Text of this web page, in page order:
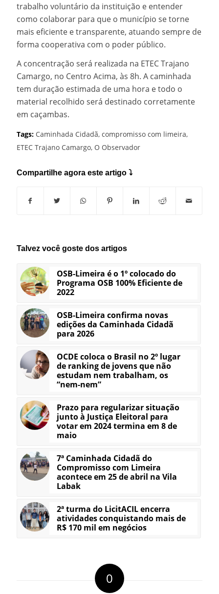
trabalho voluntário da instituição e entender
como colaborar para que o município se torne
mais eficiente e transparente, atuando sempre de
forma cooperativa com o poder público.
A concentração será realizada na ETEC Trajano
Camargo, no Centro Acima, às 8h. A caminhada
tem duração estimada de uma hora e todo o
material recolhido será destinado corretamente
em caçambas.
Tags: Caminhada Cidadã, compromisso com limeira,
ETEC Trajano Camargo, O Observador
Compartilhe agora este artigo ⤵
Talvez você goste dos artigos
OSB-Limeira é o 1º colocado do
Programa OSB 100% Eficiente de
2022
OSB-Limeira confirma novas
edições da Caminhada Cidadã
para 2026
OCDE coloca o Brasil no 2º lugar
de ranking de jovens que não
estudam nem trabalham, os
“nem-nem”
Prazo para regularizar situação
junto à Justiça Eleitoral para
votar em 2024 termina em 8 de
maio
7ª Caminhada Cidadã do
Compromisso com Limeira
acontece em 25 de abril na Vila
Labak
2ª turma do LicitACIL encerra
atividades conquistando mais de
R$ 170 mil em negócios
0